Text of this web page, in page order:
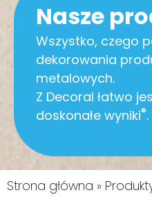
Nasze
Wszystko, czego
dekorowania
metalowych.
Z Decoral łatwo
doskonałe wyniki®.
Strona główna »